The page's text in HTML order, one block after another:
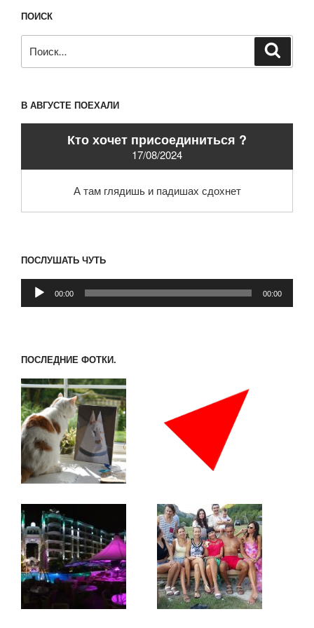
ПОИСК
В АВГУСТЕ ПОЕХАЛИ
Кто хочет присоединиться ?
17/08/2024
А там глядишь и падишах сдохнет
ПОСЛУШАТЬ ЧУТЬ
Аудиоплеер
00:00 00:00
ПОСЛЕДНИЕ ФОТКИ.